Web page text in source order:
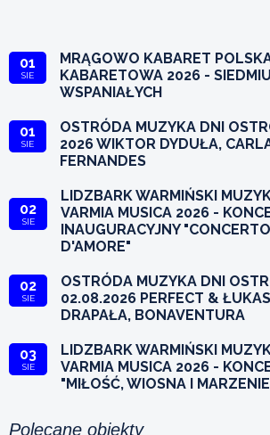
01
SIE
MRĄGOWO KABARET
KABARETOWA 2026 - SIEDMIU
WSPANIAŁYCH
01
SIE
OSTRÓDA MUZYKA DNI
2026 WIKTOR DYDUŁA,
FERNANDES
02
SIE
LIDZBARK WARMIŃSKI
VARMIA MUSICA 2026 -
INAUGURACYJNY "CONCERTO
D'AMORE"
02
SIE
OSTRÓDA MUZYKA DNI
02.08.2026 PERFECT &
DRAPAŁA, BONAVENTURA
03
SIE
LIDZBARK WARMIŃSKI
VARMIA MUSICA 2026 -
"MIŁOŚĆ, WIOSNA I
Polecane obiekty